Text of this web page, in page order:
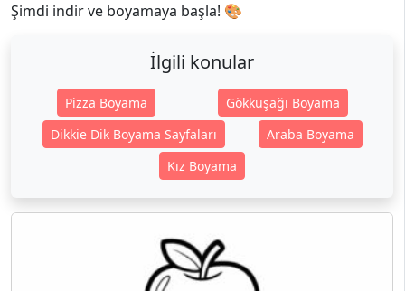
Şimdi indir ve boyamaya başla! 🎨
İlgili konular
Pizza Boyama
Gökkuşağı Boyama
Dikkie Dik Boyama Sayfaları
Araba Boyama
Kız Boyama